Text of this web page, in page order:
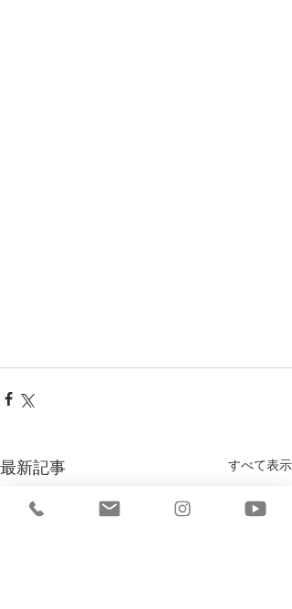
最新記事 すべて表示